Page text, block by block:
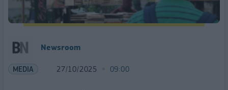
Newsroom
MEDIA 27/10/2025 09:00